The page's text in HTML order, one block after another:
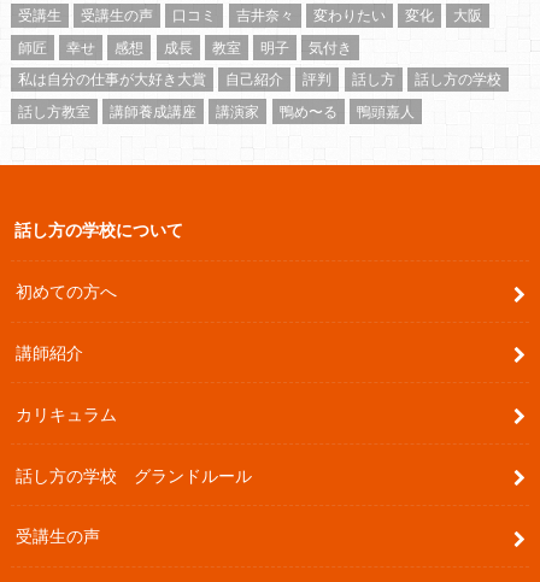
受講生
受講生の声 口コミ 吉井奈々 変わりたい 変化
大阪
師匠
幸せ 感想 成長 教室 明子
気付き
私は自分の仕事が大好き大賞
自己紹介 評判 話し方
話し方の学校
話し方教室
講師養成講座 講演家 鴨め〜る 鴨頭嘉人
話し方の学校について
初めての方へ
講師紹介
カリキュラム
話し方の学校 グランドルール
受講生の声